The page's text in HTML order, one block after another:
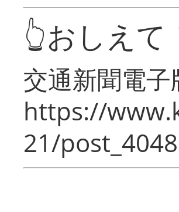
👆おしえ
交通新聞電
https://
21/